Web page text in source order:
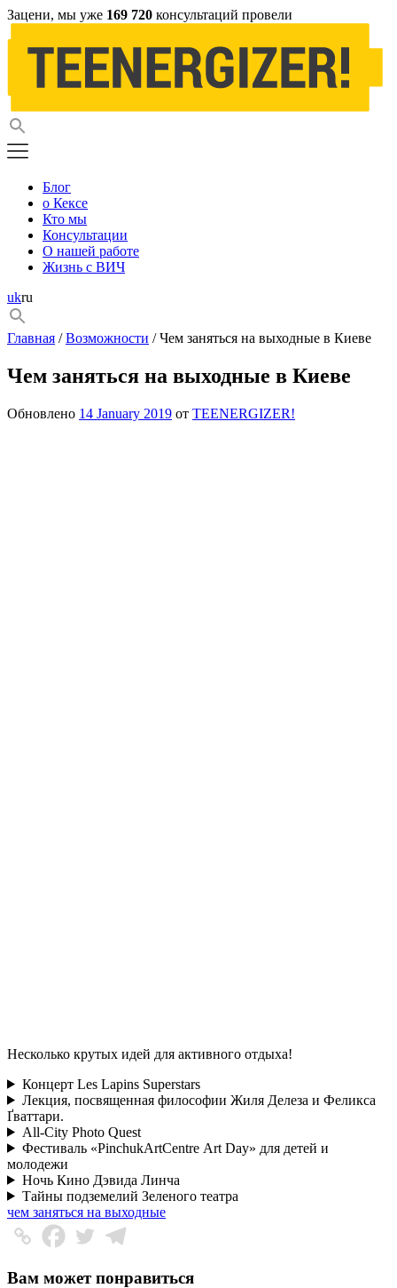
Зацени, мы уже 169 720 консультаций провели
Блог
о Кексе
Кто мы
Консультации
О нашей работе
Жизнь с ВИЧ
ukru
Главная /Возможности / Чем заняться на выходные в Киеве
Чем заняться на выходные в Киеве
Обновлено 14 January 2019 от TEENERGIZER!
Несколько крутых идей для активного отдыха!
Концерт Les Lapins Superstars
Лекция, посвященная философии Жиля Делеза и Феликса
Ґваттари.
All-City Photo Quest
Фестиваль «PinchukArtCentre Art Day» для детей и
молодежи
Ночь Кино Дэвида Линча
Тайны подземелий Зеленого театра
чем заняться на выходные
Вам может понравиться